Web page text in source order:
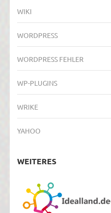
WIKI
WORDPRESS
WORDPRESS FEHLER
WP-PLUGINS
WRIKE
YAHOO
WEITERES